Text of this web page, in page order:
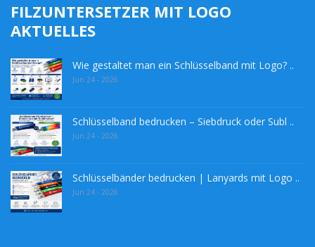
FILZUNTERSETZER MIT LOGO
AKTUELLES
Wie gestaltet man ein Schlüsselband mit Logo? ..
Jun 24 - 2026
Schlüsselband bedrucken – Siebdruck oder Subl ..
Jun 24 - 2026
Schlüsselbänder bedrucken | Lanyards mit Logo ..
Jun 24 - 2026